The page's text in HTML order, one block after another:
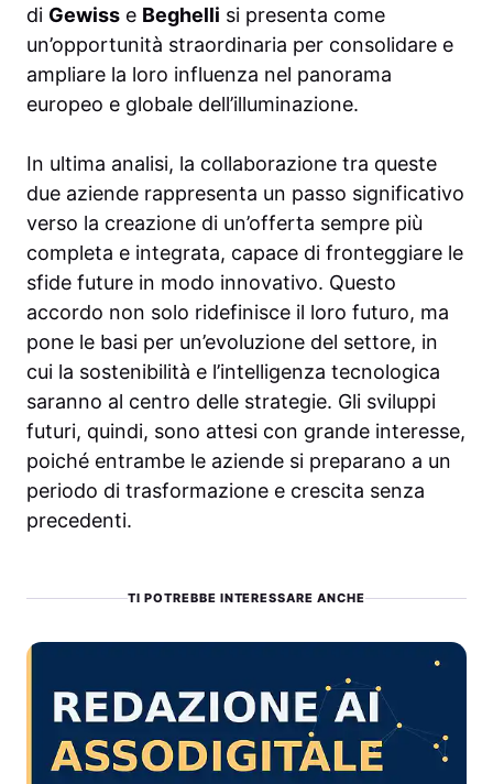
di Gewiss e Beghelli si presenta come
un’opportunità straordinaria per consolidare e
ampliare la loro influenza nel panorama
europeo e globale dell’illuminazione.
In ultima analisi, la collaborazione tra queste
due aziende rappresenta un passo significativo
verso la creazione di un’offerta sempre più
completa e integrata, capace di fronteggiare le
sfide future in modo innovativo. Questo
accordo non solo ridefinisce il loro futuro, ma
pone le basi per un’evoluzione del settore, in
cui la sostenibilità e l’intelligenza tecnologica
saranno al centro delle strategie. Gli sviluppi
futuri, quindi, sono attesi con grande interesse,
poiché entrambe le aziende si preparano a un
periodo di trasformazione e crescita senza
precedenti.
TI POTREBBE INTERESSARE ANCHE